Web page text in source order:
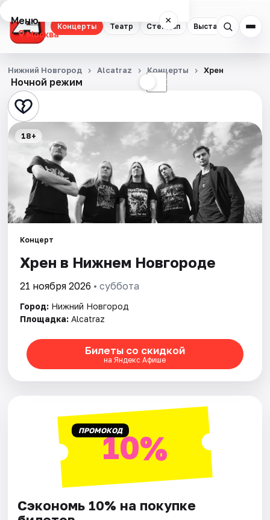
Концерты Театр Стендап Выставки
Меню ×
Москва
Концерты
Театр
Стендап
Выставки
Квесты
Экскурсии
События
Города
Артисты
Рейтинги
Ночной режим ☾
Нижний Новгород Alcatraz Концерты Хрен
18+
Концерт
Хрен в Нижнем Новгороде
21 ноября 2026 • суббота
Город: Нижний Новгород
Площадка: Alcatraz
Билеты со скидкой
на Яндекс Афише
ПРОМОКОД10%
Сэкономь 10% на покупке